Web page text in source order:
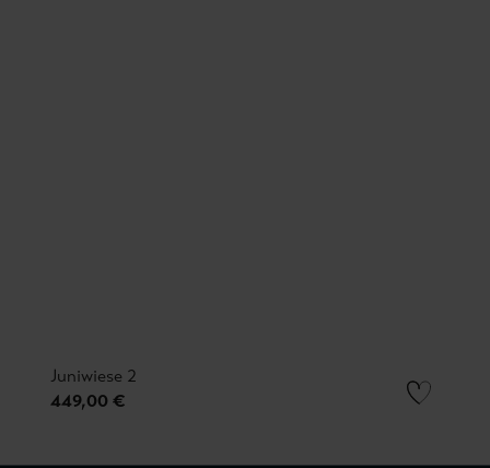
Juniwiese 2
449,00 €